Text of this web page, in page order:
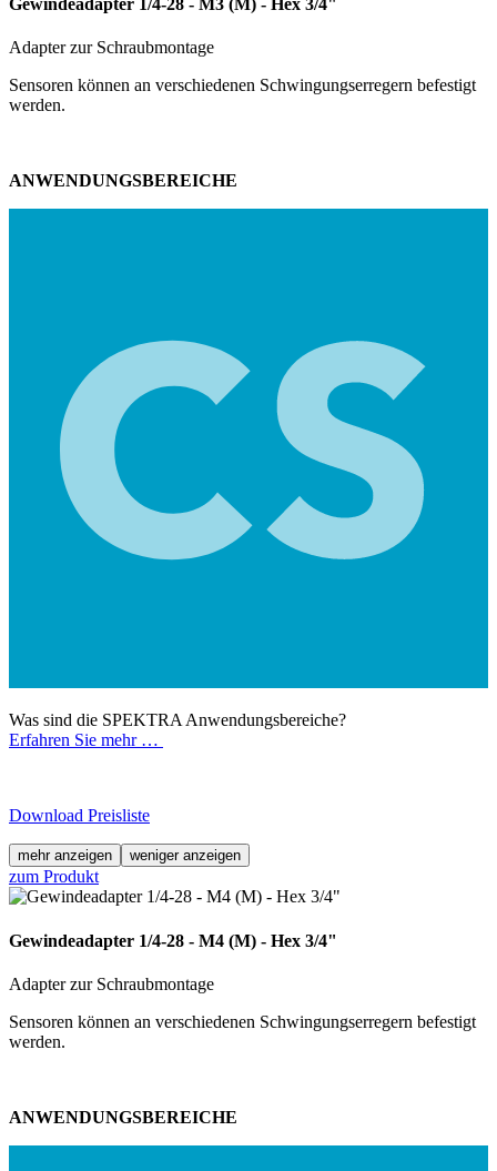
Gewindeadapter 1/4-28 - M3 (M) - Hex 3/4"
Adapter zur Schraubmontage
Sensoren können an verschiedenen Schwingungserregern befestigt
werden.
ANWENDUNGSBEREICHE
Was sind die SPEKTRA Anwendungsbereiche?
Erfahren Sie mehr …
Download Preisliste
mehr anzeigen weniger anzeigen
zum Produkt
Gewindeadapter 1/4-28 - M4 (M) - Hex 3/4"
Adapter zur Schraubmontage
Sensoren können an verschiedenen Schwingungserregern befestigt
werden.
ANWENDUNGSBEREICHE